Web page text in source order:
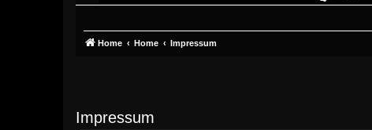
Home Home Impressum
Impressum